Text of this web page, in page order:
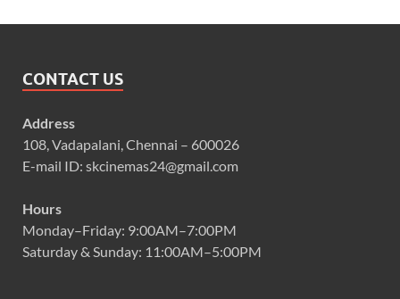
CONTACT US
Address
108, Vadapalani, Chennai – 600026
E-mail ID: skcinemas24@gmail.com
Hours
Monday–Friday: 9:00AM–7:00PM
Saturday & Sunday: 11:00AM–5:00PM